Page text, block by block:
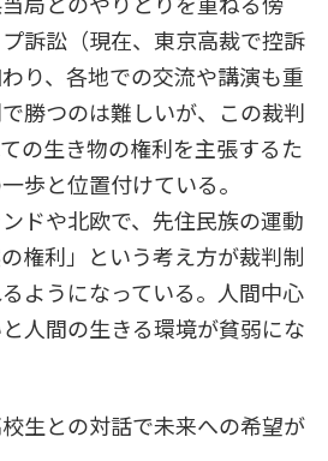
訴訟（現在、東京高裁で控訴
り、各地での交流や講演も重
勝つのは難しいが、この裁判
の生き物の権利を主張するた
歩と位置付けている。
ドや北欧で、先住民族の運動
権利」という考え方が裁判制
ようになっている。人間中心
人間の生きる環境が貧弱にな
生との対話で未来への希望が